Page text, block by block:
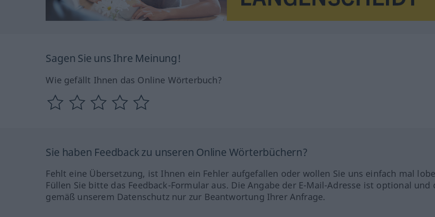
Sagen Sie uns Ihre Meinung!
Wie gefällt Ihnen das Online Wörterbuch?
Sie haben Feedback zu unseren Online Wörterbüchern?
Fehlt eine Übersetzung, ist Ihnen ein Fehler aufgefallen oder wollen Sie uns einfach mal
Füllen Sie bitte das Feedback-Formular aus. Die Angabe der E-Mail-Adresse ist optional und
gemäß unserem Datenschutz nur zur Beantwortung Ihrer Anfrage.